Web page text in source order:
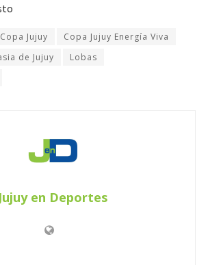
Copa Jujuy
Copa Jujuy Energía Viva
de Jujuy
Lobas
Jujuy en Deportes